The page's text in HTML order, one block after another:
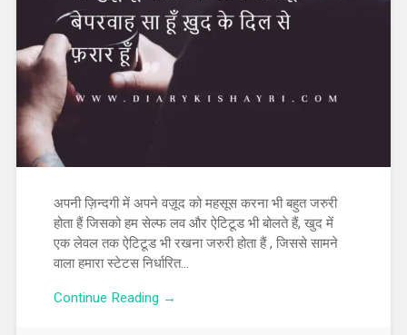
अपनी ज़िन्दगी में अपने वज़ूद को महसूस करना भी बहुत जरुरी
होता हैं जिसको हम सेल्फ लव और ऐटिटूड भी बोलते हैं, खुद में
एक लेवल तक ऐटिटूड भी रखना जरुरी होता हैं , जिससे सामने
वाला हमारा स्टेटस निर्धारित…
Continue Reading →